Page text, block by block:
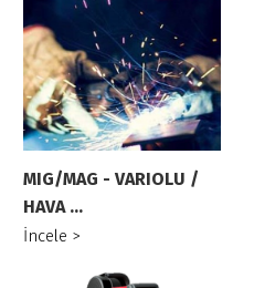
MIG/MAG - VARIOLU /
HAVA ...
İncele >